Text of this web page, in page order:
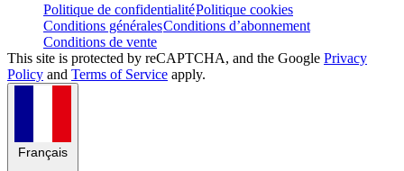
Politique de confidentialitéPolitique cookies
Conditions généralesConditions d’abonnement
Conditions de vente
This site is protected by reCAPTCHA, and the Google Privacy
Policy and Terms of Service apply.
Français